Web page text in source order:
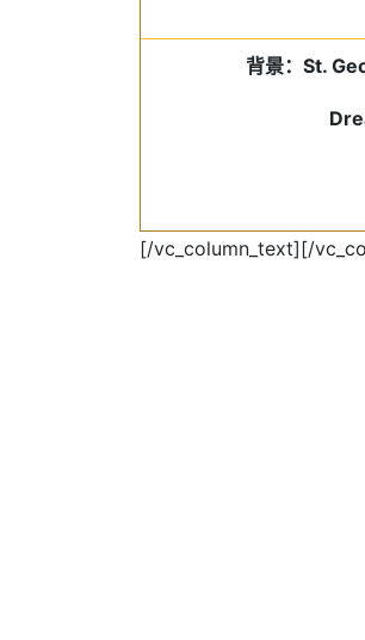
背景：St.
[/vc_column_text][/